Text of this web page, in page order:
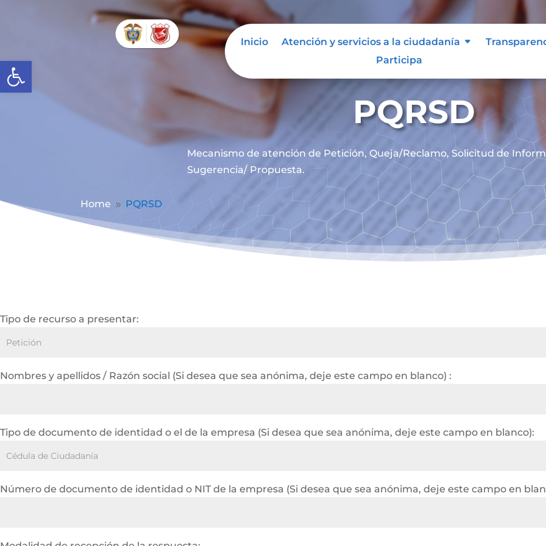
Abrir barra de herramientas
Inicio Atención y servicios a la ciudadanía
Participa
PQRSD
Mecanismo de atención de Petición, Queja/Reclamo, Solicitud de
Sugerencia/ Propuesta.
Home 9 PQRSD
Tipo de recurso a presentar:
Nombres y apellidos / Razón social (Si desea que sea anónima, deje este campo en blanco) :
Tipo de documento de identidad o el de la empresa (Si desea que sea anónima, deje este campo en blanco):
Número de documento de identidad o NIT de la empresa (Si desea que sea anónima, deje este campo en